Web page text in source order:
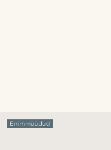
Enimmüüdud